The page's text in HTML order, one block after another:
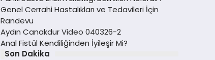
Genel Cerrahi Hastalıkları ve Tedavileri İçin
Randevu
Aydın Canakdur Video 040326-2
Anal Fistül Kendiliğinden İyileşir Mi?
Son Dakika